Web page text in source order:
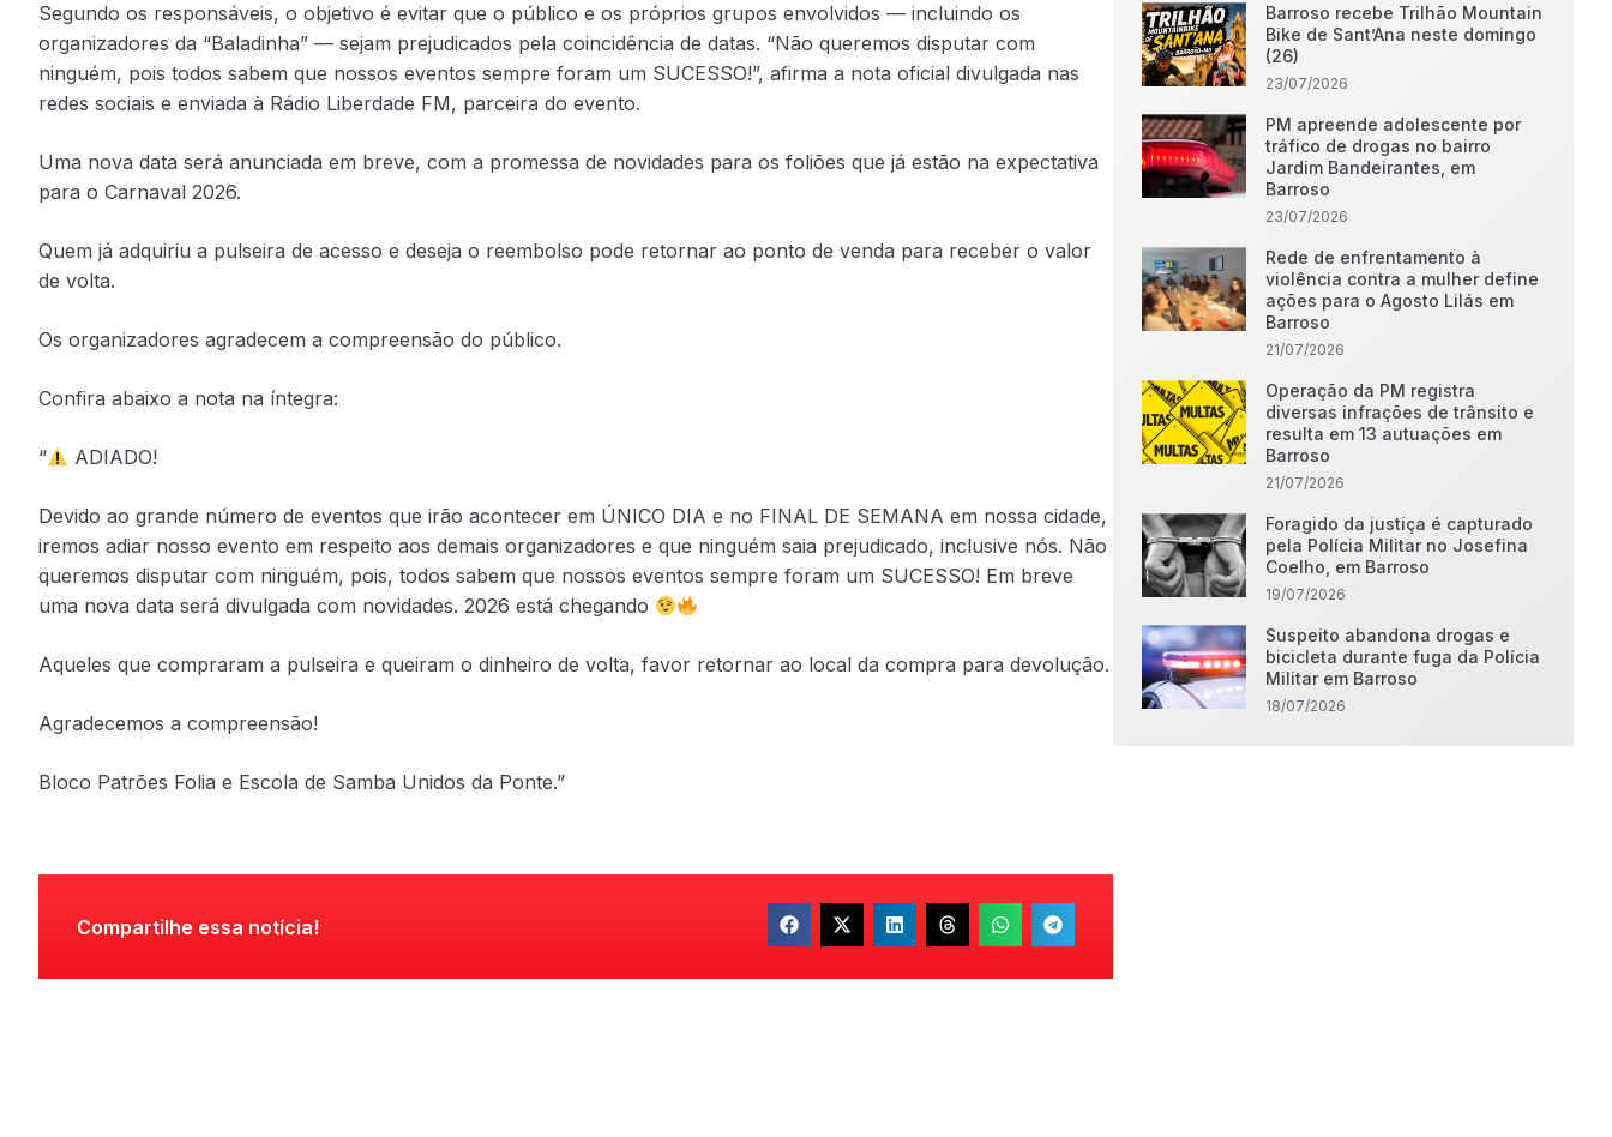
Segundo os responsáveis, o objetivo é evitar que o público e os próprios grupos envolvidos — incluindo os
organizadores da “Baladinha” — sejam prejudicados pela coincidência de datas. “Não queremos disputar com
ninguém, pois todos sabem que nossos eventos sempre foram um SUCESSO!”, afirma a nota oficial divulgada nas
redes sociais e enviada à Rádio Liberdade FM, parceira do evento.
Uma nova data será anunciada em breve, com a promessa de novidades para os foliões que já estão na expectativa
para o Carnaval 2026.
Quem já adquiriu a pulseira de acesso e deseja o reembolso pode retornar ao ponto de venda para receber o valor
de volta.
Os organizadores agradecem a compreensão do público.
Confira abaixo a nota na íntegra:
“ ADIADO!
Devido ao grande número de eventos que irão acontecer em ÚNICO DIA e no FINAL DE SEMANA em nossa cidade,
iremos adiar nosso evento em respeito aos demais organizadores e que ninguém saia prejudicado, inclusive nós. Não
queremos disputar com ninguém, pois, todos sabem que nossos eventos sempre foram um SUCESSO! Em breve
uma nova data será divulgada com novidades. 2026 está chegando
Aqueles que compraram a pulseira e queiram o dinheiro de volta, favor retornar ao local da compra para devolução.
Agradecemos a compreensão!
Bloco Patrões Folia e Escola de Samba Unidos da Ponte.”
Compartilhe essa notícia!
Barroso recebe Trilhão Mountain
Bike de Sant’Ana neste domingo
(26)
23/07/2026
PM apreende adolescente por
tráfico de drogas no bairro
Jardim Bandeirantes, em
Barroso
23/07/2026
Rede de enfrentamento à
violência contra a mulher define
ações para o Agosto Lilás em
Barroso
21/07/2026
Operação da PM registra
diversas infrações de trânsito e
resulta em 13 autuações em
Barroso
21/07/2026
Foragido da justiça é capturado
pela Polícia Militar no Josefina
Coelho, em Barroso
19/07/2026
Suspeito abandona drogas e
bicicleta durante fuga da Polícia
Militar em Barroso
18/07/2026